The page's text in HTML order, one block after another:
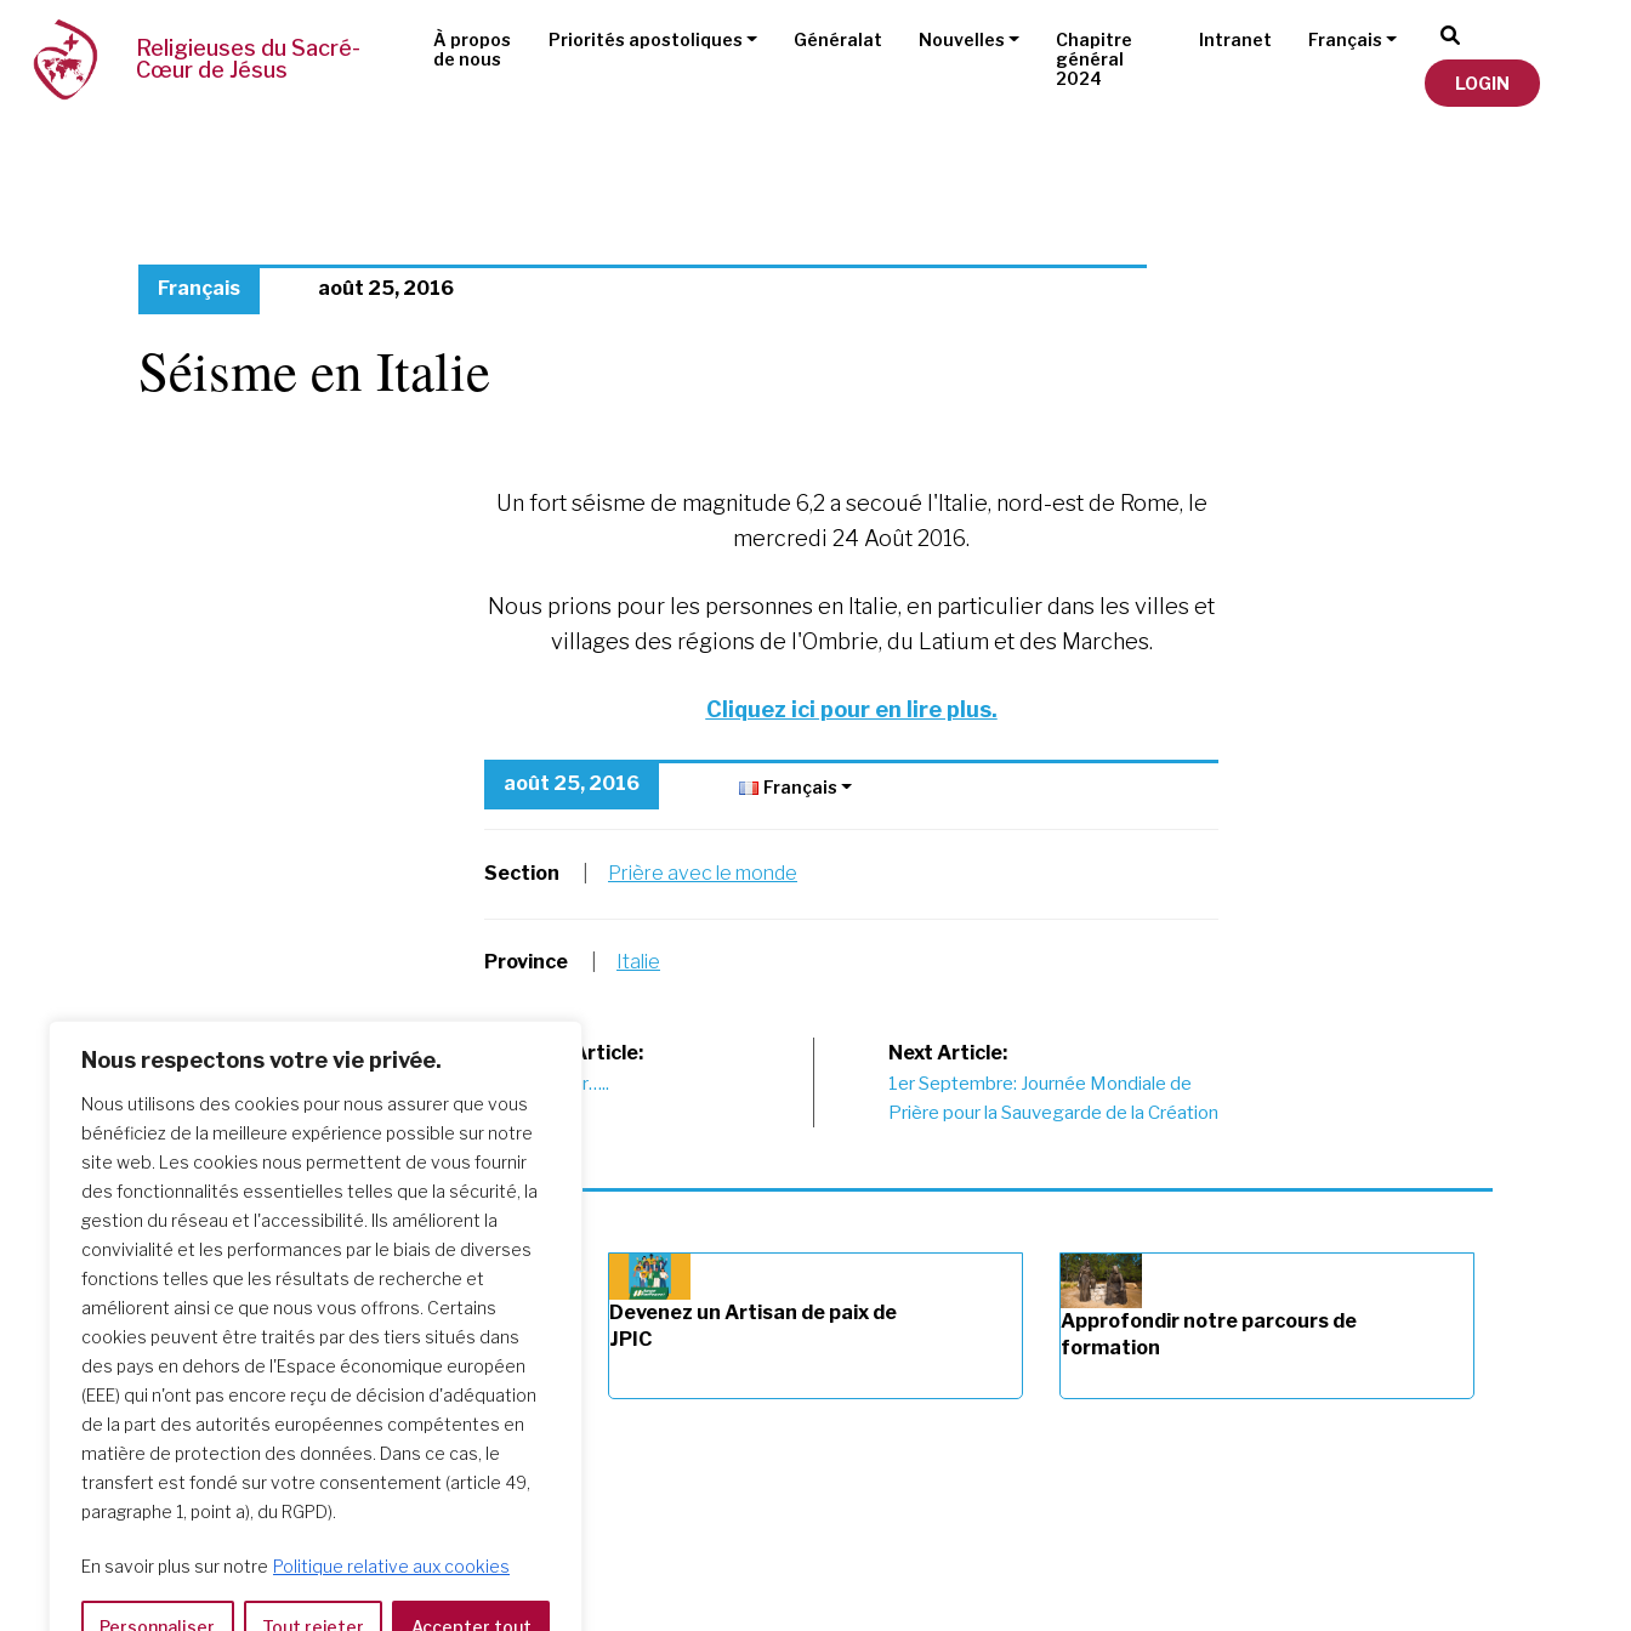
Nous respectons votre vie privée.
Nous utilisons des cookies pour nous assurer que vous
bénéficiez de la meilleure expérience possible sur notre
site web. Les cookies nous permettent de vous fournir
des fonctionnalités essentielles telles que la sécurité, la
gestion du réseau et l'accessibilité. Ils améliorent la
convivialité et les performances par le biais de diverses
fonctions telles que les résultats de recherche et
améliorent ainsi ce que nous vous offrons. Certains
cookies peuvent être traités par des tiers situés dans
des pays en dehors de l'Espace économique européen
(EEE) qui n'ont pas encore reçu de décision d'adéquation
de la part des autorités européennes compétentes en
matière de protection des données. Dans ce cas, le
transfert est fondé sur votre consentement (article 49,
paragraphe 1, point a), du RGPD).
En savoir plus sur notre Politique relative aux cookies
Personnaliser Tout rejeter Accepter tout
Religieuses du Sacré-
Cœur de Jésus
À propos
de nous
Priorités apostoliques Généralat Nouvelles
Chapitre
général
2024
Intranet Français
LOGIN
Français août 25, 2016
Séisme en Italie
Un fort séisme de magnitude 6,2 a secoué l'Italie, nord-est de Rome, le
mercredi 24 Août 2016.
Nous prions pour les personnes en Italie, en particulier dans les villes et
villages des régions de l'Ombrie, du Latium et des Marches.
Cliquez ici pour en lire plus.
août 25, 2016 Français
Section Prière avec le monde
Province Italie
navigation
Previous Article:
Laisser venir…..
Next Article:
1er Septembre: Journée Mondiale de
Prière pour la Sauvegarde de la Création
Similar Posts
La rencontre de Formation
initiale : un parcours
transformateur
Devenez un Artisan de paix de
JPIC
Approfondir notre parcours de
formation